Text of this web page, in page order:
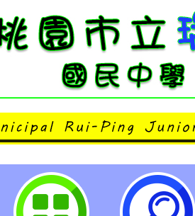
30日考試院會同行
務言論同意辦法」